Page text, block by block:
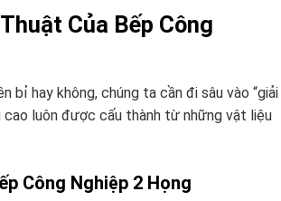
Của Bếp Công
bỉ hay không, chúng ta cần đi sâu vào “giải
luôn được cấu thành từ những vật liệu
Công Nghiệp 2 Họng